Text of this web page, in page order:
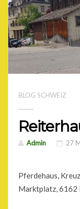
BLOG SCHWEIZ
Admin 27
Pferdehaus,
Marktplatz, 6162